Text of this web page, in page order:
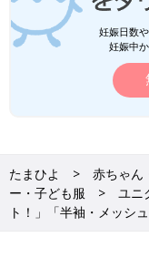
妊娠日数
妊娠中
たまひよ 赤ちゃん
ー・子ども服
ユニ
ト！」「半袖・メッシ